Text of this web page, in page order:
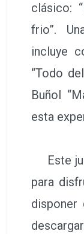
clásico:
frio”.
incluye
“Todo
Buñol
esta
Este
para